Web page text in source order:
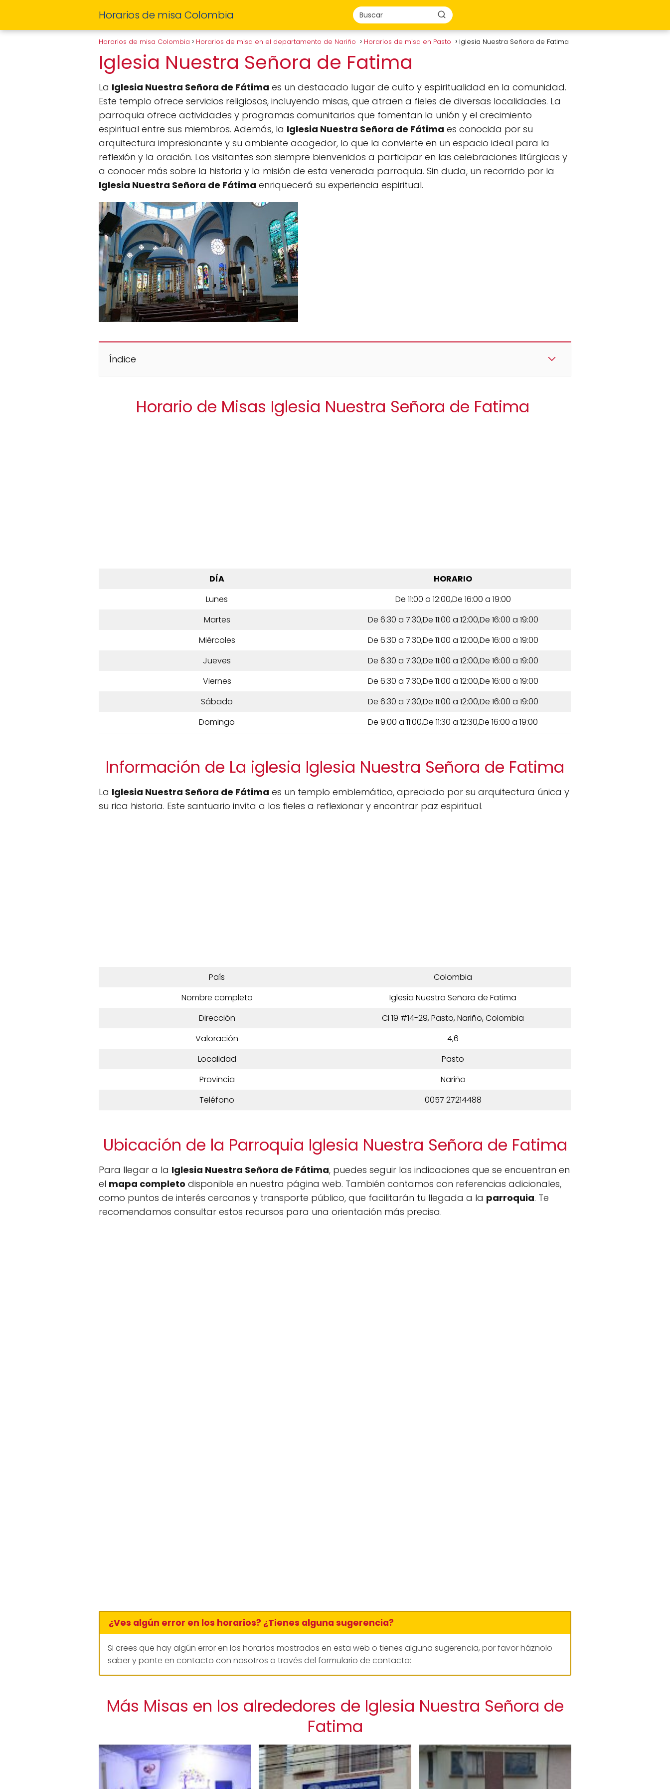
Horarios de misa Colombia
Horarios de misa Colombia Horarios de misa en el departamento de Nariño Horarios de misa en Pasto Iglesia Nuestra Señora de Fatima
Iglesia Nuestra Señora de Fatima
La Iglesia Nuestra Señora de Fátima es un destacado lugar de culto y espiritualidad en la comunidad.
Este templo ofrece servicios religiosos, incluyendo misas, que atraen a fieles de diversas localidades. La
parroquia ofrece actividades y programas comunitarios que fomentan la unión y el crecimiento
espiritual entre sus miembros. Además, la Iglesia Nuestra Señora de Fátima es conocida por su
arquitectura impresionante y su ambiente acogedor, lo que la convierte en un espacio ideal para la
reflexión y la oración. Los visitantes son siempre bienvenidos a participar en las celebraciones litúrgicas y
a conocer más sobre la historia y la misión de esta venerada parroquia. Sin duda, un recorrido por la
Iglesia Nuestra Señora de Fátima enriquecerá su experiencia espiritual.
Índice
Horario de Misas Iglesia Nuestra Señora de Fatima
DÍA
HORARIO
Lunes
De 11:00 a 12:00,De 16:00 a 19:00
Martes
De 6:30 a 7:30,De 11:00 a 12:00,De 16:00 a 19:00
Miércoles
De 6:30 a 7:30,De 11:00 a 12:00,De 16:00 a 19:00
Jueves
De 6:30 a 7:30,De 11:00 a 12:00,De 16:00 a 19:00
Viernes
De 6:30 a 7:30,De 11:00 a 12:00,De 16:00 a 19:00
Sábado
De 6:30 a 7:30,De 11:00 a 12:00,De 16:00 a 19:00
Domingo
De 9:00 a 11:00,De 11:30 a 12:30,De 16:00 a 19:00
Información de La iglesia Iglesia Nuestra Señora de Fatima
La Iglesia Nuestra Señora de Fátima es un templo emblemático, apreciado por su arquitectura única y
su rica historia. Este santuario invita a los fieles a reflexionar y encontrar paz espiritual.
País
Colombia
Nombre completo
Iglesia Nuestra Señora de Fatima
Dirección
Cl 19 #14-29, Pasto, Nariño, Colombia
Valoración
4,6
Localidad
Pasto
Provincia
Nariño
Teléfono
0057 27214488
Ubicación de la Parroquia Iglesia Nuestra Señora de Fatima
Para llegar a la Iglesia Nuestra Señora de Fátima, puedes seguir las indicaciones que se encuentran en
el mapa completo disponible en nuestra página web. También contamos con referencias adicionales,
como puntos de interés cercanos y transporte público, que facilitarán tu llegada a la parroquia. Te
recomendamos consultar estos recursos para una orientación más precisa.
¿Ves algún error en los horarios? ¿Tienes alguna sugerencia?
Si crees que hay algún error en los horarios mostrados en esta web o tienes alguna sugerencia, por favor háznolo
saber y ponte en contacto con nosotros a través del formulario de contacto:
Más Misas en los alrededores de Iglesia Nuestra Señora de
Fatima